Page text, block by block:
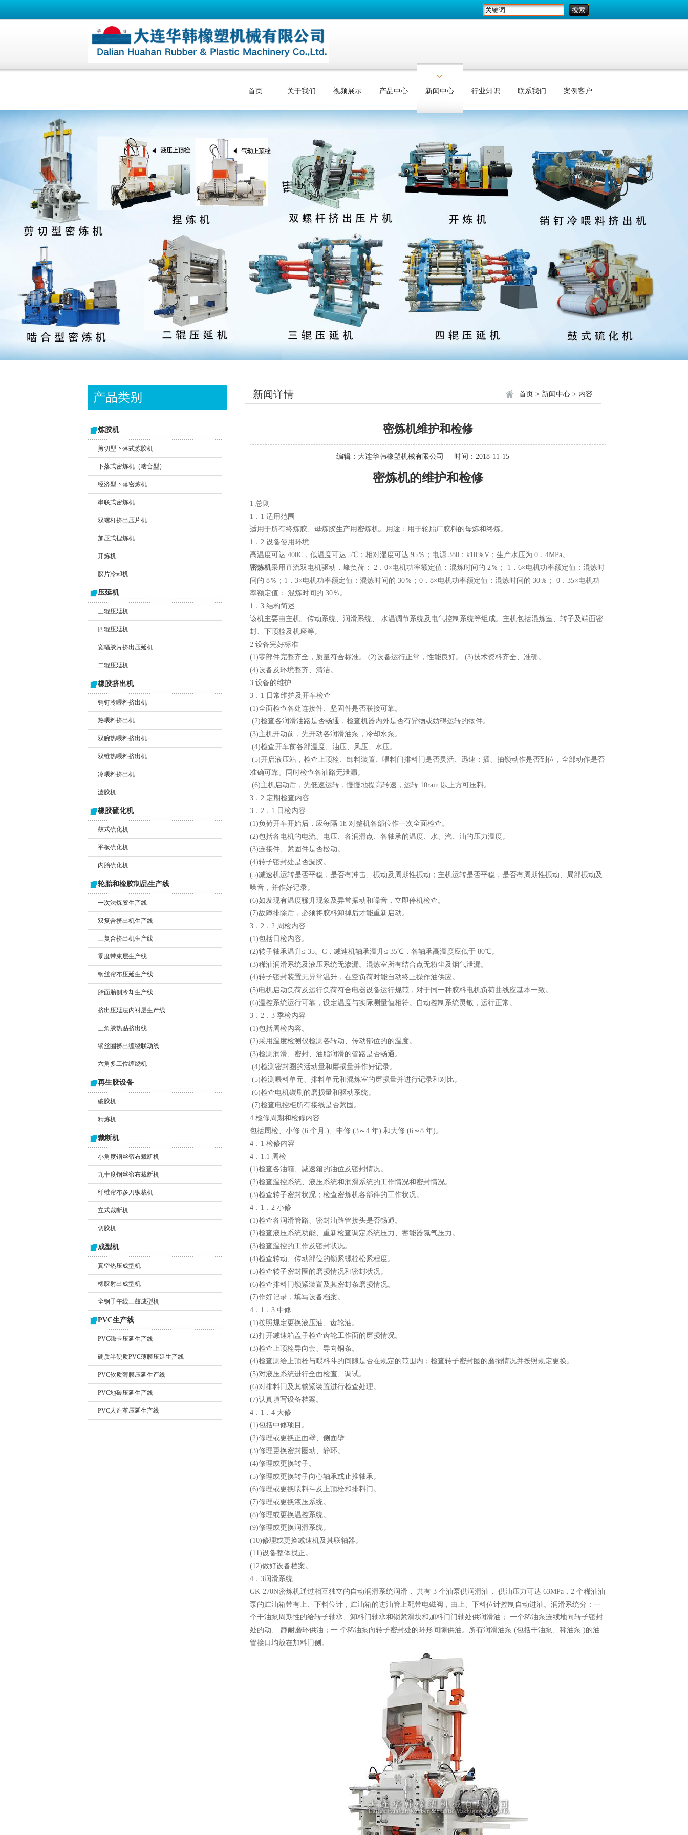
首页 关于我们 视频展示 产品中心 新闻中心 行业知识 联系我们 案例客户
产品类别
炼胶机
剪切型下落式炼胶机
下落式密炼机（啮合型）
经济型下落密炼机
串联式密炼机
双螺杆挤出压片机
加压式捏炼机
开炼机
胶片冷却机
压延机
三辊压延机
四辊压延机
宽幅胶片挤出压延机
二辊压延机
橡胶挤出机
销钉冷喂料挤出机
热喂料挤出机
双腕热喂料挤出机
双锥热喂料挤出机
冷喂料挤出机
滤胶机
橡胶硫化机
鼓式硫化机
平板硫化机
内胎硫化机
轮胎和橡胶制品生产线
一次法炼胶生产线
双复合挤出机生产线
三复合挤出机生产线
零度带束层生产线
钢丝帘布压延生产线
胎面胎侧冷却生产线
挤出压延法内衬层生产线
三角胶热贴挤出线
钢丝圈挤出缠绕联动线
六角多工位缠绕机
再生胶设备
破胶机
精炼机
裁断机
小角度钢丝帘布裁断机
九十度钢丝帘布裁断机
纤维帘布多刀纵裁机
立式裁断机
切胶机
成型机
真空热压成型机
橡胶射出成型机
全钢子午线三鼓成型机
PVC生产线
PVC磁卡压延生产线
硬质半硬质PVC薄膜压延生产线
PVC软质薄膜压延生产线
PVC地砖压延生产线
PVC人造革压延生产线
新闻详情 首页 > 新闻中心> 内容
密炼机维护和检修
编辑： 大连华韩橡塑机械有限公司 时间：2018-11-15
密炼机的维护和检修
1 总则
1．1 适用范围
适用于所有终炼胶、母炼胶生产用密炼机。用途：用于轮胎厂胶料的母炼和终炼。
1．2 设备使用环境
高温度可达 400C，低温度可达 5℃；相对湿度可达 95％；电源 380：k10％V；生产水压为 0．4MPa。
密炼机采用直流双电机驱动，峰负荷： 2．0×电机功率额定值：混炼时间的 2％； 1．6×电机功率额定值：混炼时
间的 8％；1．3×电机功率额定值：混炼时间的 30％；0．8×电机功率额定值：混炼时间的 30％； 0．35×电机功
率额定值： 混炼时间的 30％。
1．3 结构简述
该机主要由主机、传动系统、润滑系统、 水温调节系统及电气控制系统等组成。主机包括混炼室、转子及端面密
封、下顶栓及机座等。
2 设备完好标准
(1)零部件完整齐全，质量符合标准。 (2)设备运行正常，性能良好。 (3)技术资料齐全、准确。
(4)设备及环境整齐、清洁。
3 设备的维护
3．1 日常维护及开车检查
(1)全面检查各处连接件、坚固件是否联接可靠。
(2)检查各润滑油路是否畅通，检查机器内外是否有异物或妨碍运转的物件。
(3)主机开动前，先开动各润滑油泵，冷却水泵。
(4)检查开车前各部温度、油压、风压、水压。
(5)开启液压站，检查上顶栓、卸料装置、喂料门排料门是否灵活、迅速；插、抽锁动作是否到位，全部动作是否
准确可靠。同时检查各油路无泄漏。
(6)主机启动后，先低速运转，慢慢地提高转速，运转 10rain 以上方可压料。
3．2 定期检查内容
3．2．1 日检内容
(1)负荷开车开始后，应每隔 1h 对整机各部位作一次全面检查。
(2)包括各电机的电流、电压、各润滑点、各轴承的温度、水、汽、油的压力温度。
(3)连接件、紧固件是否松动。
(4)转子密封处是否漏胶。
(5)减速机运转是否平稳，是否有冲击、振动及周期性振动；主机运转是否平稳，是否有周期性振动、局部振动及
噪音，并作好记录。
(6)如发现有温度骤升现象及异常振动和噪音，立即停机检查。
(7)故障排除后，必须将胶料卸掉后才能重新启动。
3．2．2 周检内容
(1)包括日检内容。
(2)转子轴承温升≤ 35。C，减速机轴承温升≤ 35℃，各轴承高温度应低于 80℃。
(3)稀油润滑系统及液压系统无渗漏。混炼室所有结合点无粉尘及烟气泄漏。
(4)转子密封装置无异常温升，在空负荷时能自动终止操作油供应。
(5)电机启动负荷及运行负荷符合电器设备运行规范，对于同一种胶料电机负荷曲线应基本一致。
(6)温控系统运行可靠，设定温度与实际测量值相符。自动控制系统灵敏，运行正常。
3．2．3 季检内容
(1)包括周检内容。
(2)采用温度检测仪检测各转动、传动部位的的温度。
(3)检测润滑、密封、油脂润滑的管路是否畅通。
(4)检测密封圈的活动量和磨损量并作好记录。
(5)检测喂料单元、排料单元和混炼室的磨损量并进行记录和对比。
(6)检查电机碳刷的磨损量和驱动系统。
(7)检查电控柜所有接线是否紧固。
4 检修周期和检修内容
包括周检、小修 (6 个月 )、中修 (3～4 年) 和大修 (6～8 年)。
4．1 检修内容
4．1.1 周检
(1)检查各油箱、减速箱的油位及密封情况。
(2)检查温控系统、液压系统和润滑系统的工作情况和密封情况。
(3)检查转子密封状况；检查密炼机各部件的工作状况。
4．1．2 小修
(1)检查各润滑管路、密封油路管接头是否畅通。
(2)检查液压系统功能、重新检查调定系统压力、蓄能器氮气压力。
(3)检查温控的工作及密封状况。
(4)检查转动、传动部位的锁紧螺栓松紧程度。
(5)检查转子密封圈的磨损情况和密封状况。
(6)检查排料门锁紧装置及其密封条磨损情况。
(7)作好记录，填写设备档案。
4．1．3 中修
(1)按照规定更换液压油、齿轮油。
(2)打开减速箱盖子检查齿轮工作面的磨损情况。
(3)检查上顶栓导向套、导向铜条。
(4)检查测绘上顶栓与喂料斗的间隙是否在规定的范围内；检查转子密封圈的磨损情况并按照规定更换。
(5)对液压系统进行全面检查、调试。
(6)对排料门及其锁紧装置进行检查处理。
(7)认真填写设备档案。
4．1．4 大修
(1)包括中修项目。
(2)修理或更换正面壁、侧面壁
(3)修理更换密封圈动、静环。
(4)修理或更换转子。
(5)修理或更换转子向心轴承或止推轴承。
(6)修理或更换喂料斗及上顶栓和排料门。
(7)修理或更换液压系统。
(8)修理或更换温控系统。
(9)修理或更换润滑系统。
(10)修理或更换减速机及其联轴器。
(11)设备整体找正。
(12)做好设备档案。
4．3润滑系统
GK-270N密炼机通过相互独立的自动润滑系统润滑， 共有 3 个油泵供润滑油， 供油压力可达 63MPa，2 个稀油油
泵的贮油箱带有上、下料位计，贮油箱的进油管上配带电磁阀，由上、下料位计控制自动进油。润滑系统分：一
个干油泵周期性的给转子轴承、卸料门轴承和锁紧滑块和加料门门轴处供润滑油； 一个稀油泵连续地向转子密封
处的动、 静耐磨环供油；一 个稀油泵向转子密封处的环形间隙供油。所有润滑油泵 (包括干油泵、稀油泵 )的油
管接口均放在加料门侧。